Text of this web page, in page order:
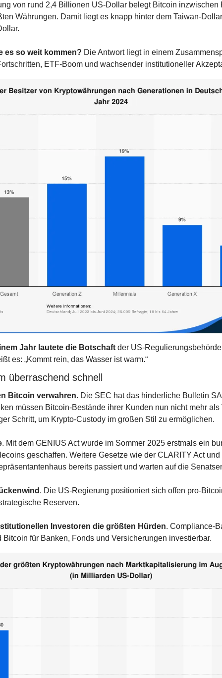
von rund 2,4 Billionen US-Dollar belegt Bitcoin inzwischen
Währungen. Damit liegt es knapp hinter dem Taiwan-
es so weit kommen? Die Antwort liegt in einem
ETF-Boom und wachsender institutioneller
Jahr lautete die Botschaft der US-
es: „Kommt rein, das Wasser ist warm.“
überraschend schnell
Bitcoin verwahren. Die SEC hat das hinderliche Bulletin
müssen Bitcoin-Bestände ihrer Kunden nun nicht mehr
Schritt, um Krypto-Custody im großen Stil zu ermöglichen.
. Mit dem GENIUS Act wurde im Sommer 2025 erstmals ein
geschaffen. Weitere Gesetze wie der CLARITY Act
bereits passiert und warten auf die
. Die US-Regierung positioniert sich offen pro-
Reserven.
Investoren die größten Hürden. Compliance-
für Banken, Fonds und Versicherungen investierbar.